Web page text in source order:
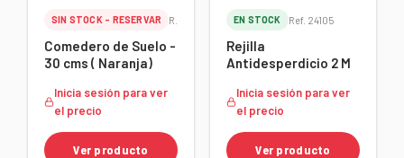
SIN STOCK - RESERVAR
Comedero de Suelo -
30 cms ( Naranja)
Inicia sesión para ver
el precio
Ver producto
EN STOCK Ref. 24105
Rejilla
Antidesperdicio 2 M
Inicia sesión para ver
el precio
Ver producto